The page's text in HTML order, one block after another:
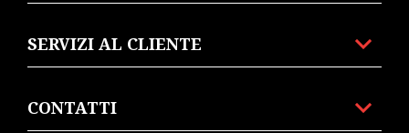
SERVIZI AL CLIENTE
CONTATTI